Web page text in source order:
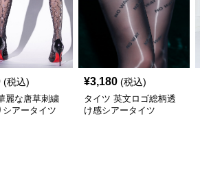
(税込)
麗な唐草刺繍
シアータイツ
¥3,180 (税込)
タイツ 英文ロゴ総柄透
け感シアータイツ